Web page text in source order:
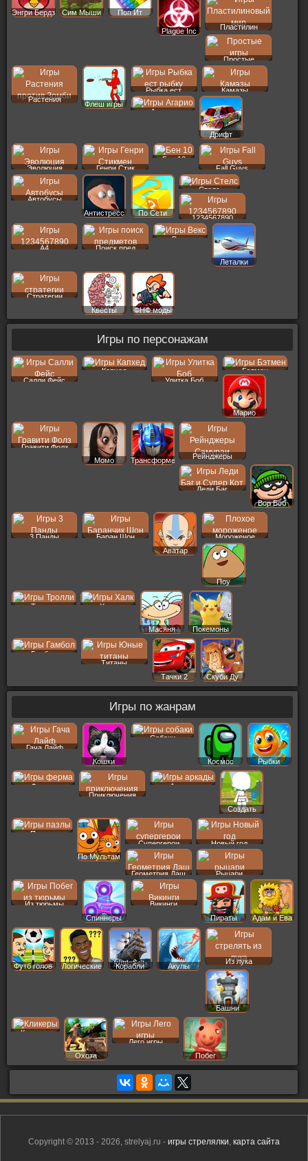
Энгри Бердз Сим Мыши Поп Ит
Plague Inc
Пластилин
Простые
Растения
Флеш игры
Рыбка ест Камазы
Агарио
Дрифт
Эволюция Генри Стик
Бен 10
Fall Guys
Автобусы
Антистресс
По Сети
Стелс
1234567890
A4 Поиск пред
Векс
Леталки
Стратегии
Квесты
ФНФ моды
Игры по персонажам
Салли Фейс
Капхед
Улитка Боб
Бэтмен
Марио
Гравити Фолз
Момо
Трансформеры
Рейнджеры
Леди Баг
Вор Боб
3 Панды
Баран Шон
Аватар
Мороженое
Поу
Тролли Халк
Масяня Покемоны
Гамбол
Титаны
Тачки 2
Скуби Ду
Игры по жанрам
Гача Лайф
Кошки
Собаки
Космос Рыбки
Ферма
Приключения
Аркады
Создать
Пер
Пазлы
По Мультам
Супергерои Новый год
Геометрия Даш Рыцари
Из тюрьмы
Спиннеры
Викинги
Пираты
Адам и Ева
Футб голов Логические Корабли Акулы
Из лука
Башни
Кликеры
Охота
Лего игры
Побег
Copyright © 2013 - 2026, strelyaj.ru - игры стрелялки, карта сайта